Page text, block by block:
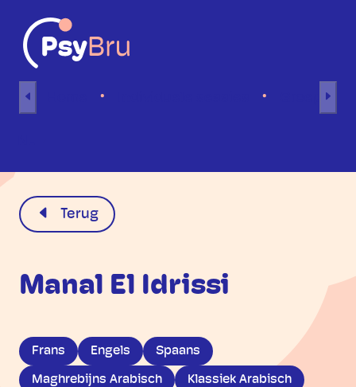
Terug
Manal El Idrissi
Frans Engels Spaans
Maghrebijns Arabisch Klassiek Arabisch